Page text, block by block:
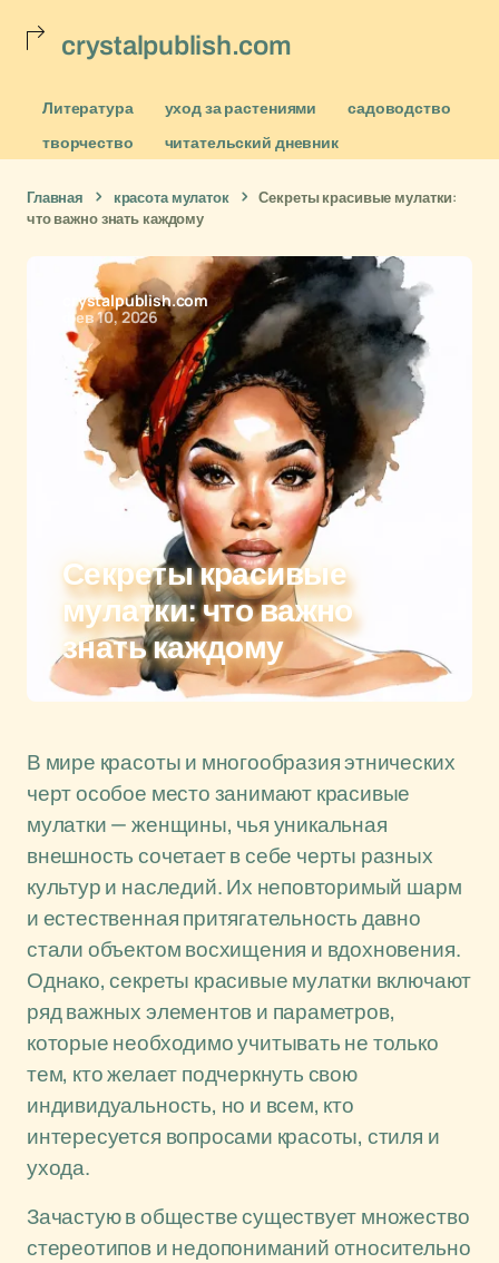
crystalpublish.com
Литература уход за растениями
садоводство
творчество
читательский дневник
Главная красота мулаток
Секреты красивые мулатки:
что важно знать каждому
crystalpublish.com
фев 10, 2026
Секреты красивые
мулатки: что важно
знать каждому
В мире красоты и многообразия этнических
черт особое место занимают красивые
мулатки — женщины, чья уникальная
внешность сочетает в себе черты разных
культур и наследий. Их неповторимый шарм
и естественная притягательность давно
стали объектом восхищения и вдохновения.
Однако, секреты красивые мулатки включают
ряд важных элементов и параметров,
которые необходимо учитывать не только
тем, кто желает подчеркнуть свою
индивидуальность, но и всем, кто
интересуется вопросами красоты, стиля и
ухода.
Зачастую в обществе существует множество
стереотипов и недопониманий относительно